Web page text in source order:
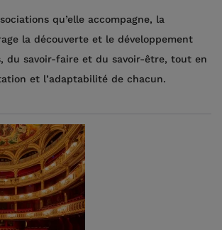
qu’elle accompagne, la
la découverte et le développement
du savoir-faire et du savoir-être, tout en
et l’adaptabilité de chacun.